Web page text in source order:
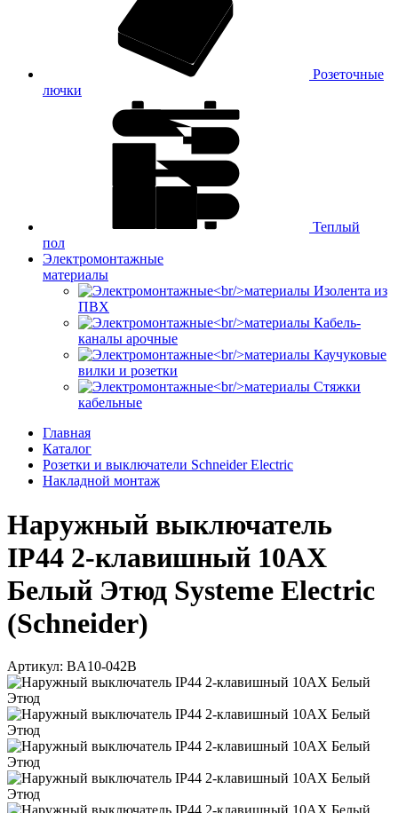
Розеточные
лючки
Теплый
пол
Электромонтажные
материалы
Изолента из
ПВХ
Кабель-
каналы арочные
Каучуковые
вилки и розетки
Стяжки
кабельные
Главная
Каталог
Розетки и выключатели Schneider Electric
Накладной монтаж
Наружный выключатель
IP44 2-клавишный 10АХ
Белый Этюд Systeme Electric
(Schneider)
Артикул: BA10-042B